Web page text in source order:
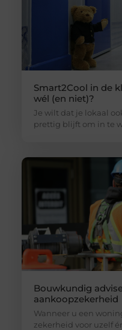
Smart2Cool in de
wél (en niet)?
Je wilt dat je lokaal
prettig blijft om in te
Bouwkundig
aankoopzekerheid
Wanneer u een
zekerheid voor uzelf